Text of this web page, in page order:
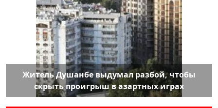
Житель Душанбе выдумал разбой, чтобы
скрыть проигрыш в азартных играх